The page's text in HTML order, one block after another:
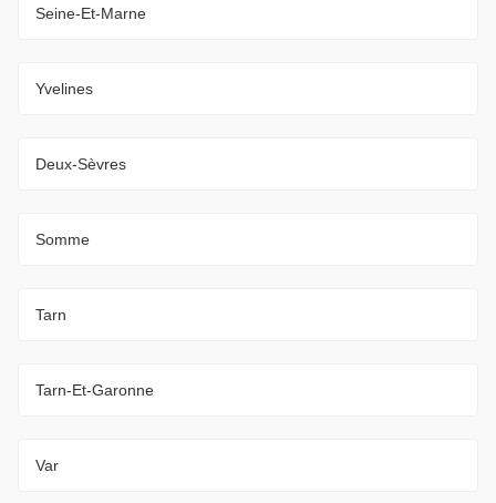
Seine-Et-Marne
Yvelines
Deux-Sèvres
Somme
Tarn
Tarn-Et-Garonne
Var